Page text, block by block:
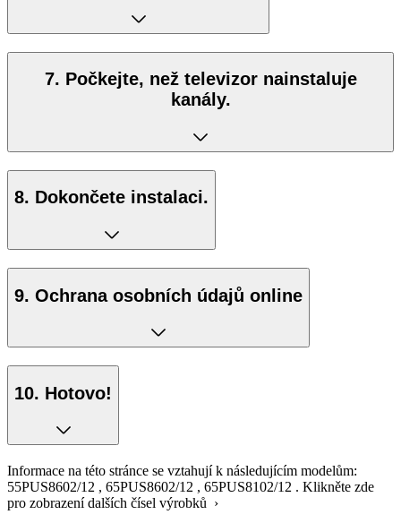
7. Počkejte, než televizor nainstaluje
kanály.
8. Dokončete instalaci.
9. Ochrana osobních údajů online
10. Hotovo!
Informace na této stránce se vztahují k následujícím modelům:
55PUS8602/12 , 65PUS8602/12 , 65PUS8102/12 . Klikněte zde
pro zobrazení dalších čísel výrobků ›